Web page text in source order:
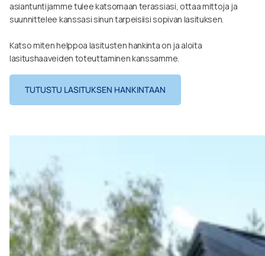
asiantuntijamme tulee katsomaan terassiasi, ottaa mittoja ja
suunnittelee kanssasi sinun tarpeisiisi sopivan lasituksen.
Katso miten helppoa lasitusten hankinta on ja aloita
lasitushaaveiden toteuttaminen kanssamme.
TUTUSTU LASITUKSEN HANKINTAAN